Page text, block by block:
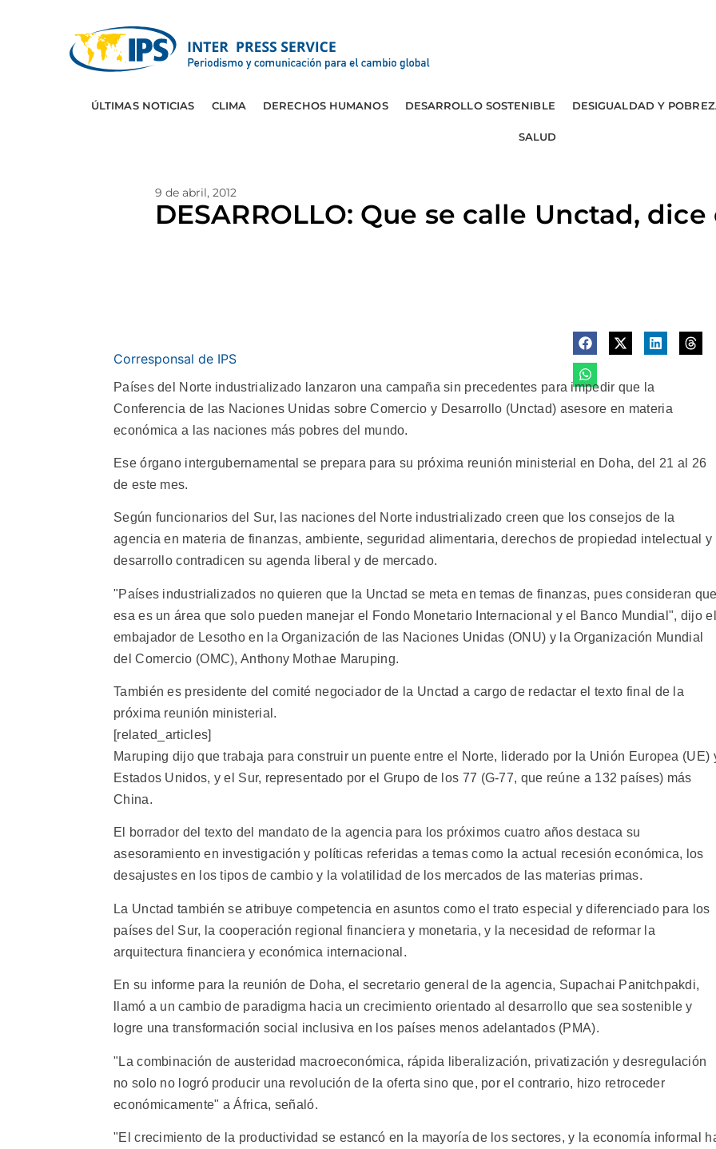
ÚLTIMAS NOTICIAS CLIMA DERECHOS HUMANOS DESARROLLO SOSTENIBLE DESIGUALDAD Y
SALUD
9 de abril, 2012
DESARROLLO: Que se calle Unctad,
Corresponsal de IPS
Países del Norte industrializado lanzaron una campaña sin precedentes para impedir que la
Conferencia de las Naciones Unidas sobre Comercio y Desarrollo (Unctad) asesore en materia
económica a las naciones más pobres del mundo.
Ese órgano intergubernamental se prepara para su próxima reunión ministerial en Doha, del 21 al 26
de este mes.
Según funcionarios del Sur, las naciones del Norte industrializado creen que los consejos de la
agencia en materia de finanzas, ambiente, seguridad alimentaria, derechos de propiedad intelectual y
desarrollo contradicen su agenda liberal y de mercado.
"Países industrializados no quieren que la Unctad se meta en temas de finanzas, pues consideran
esa es un área que solo pueden manejar el Fondo Monetario Internacional y el Banco Mundial", dijo el
embajador de Lesotho en la Organización de las Naciones Unidas (ONU) y la Organización Mundial
del Comercio (OMC), Anthony Mothae Maruping.
También es presidente del comité negociador de la Unctad a cargo de redactar el texto final de la
próxima reunión ministerial.
[related_articles]
Maruping dijo que trabaja para construir un puente entre el Norte, liderado por la Unión Europea (UE)
Estados Unidos, y el Sur, representado por el Grupo de los 77 (G-77, que reúne a 132 países) más
China.
El borrador del texto del mandato de la agencia para los próximos cuatro años destaca su
asesoramiento en investigación y políticas referidas a temas como la actual recesión económica, los
desajustes en los tipos de cambio y la volatilidad de los mercados de las materias primas.
La Unctad también se atribuye competencia en asuntos como el trato especial y diferenciado para los
países del Sur, la cooperación regional financiera y monetaria, y la necesidad de reformar la
arquitectura financiera y económica internacional.
En su informe para la reunión de Doha, el secretario general de la agencia, Supachai Panitchpakdi,
llamó a un cambio de paradigma hacia un crecimiento orientado al desarrollo que sea sostenible y
logre una transformación social inclusiva en los países menos adelantados (PMA).
"La combinación de austeridad macroeconómica, rápida liberalización, privatización y desregulación
no solo no logró producir una revolución de la oferta sino que, por el contrario, hizo retroceder
económicamente" a África, señaló.
"El crecimiento de la productividad se estancó en la mayoría de los sectores, y la economía informal